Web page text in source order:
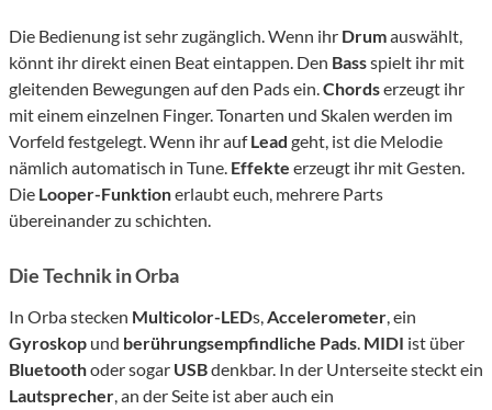
Die Bedienung ist sehr zugänglich. Wenn ihr Drumauswählt,
könnt ihr direkt einen Beat eintappen. Den Bassspielt ihr mit
gleitenden Bewegungen auf den Pads ein.Chordserzeugt ihr
mit einem einzelnen Finger. Tonarten und Skalen werden im
Vorfeld festgelegt. Wenn ihr aufLead geht, ist die Melodie
nämlich automatisch in Tune. Effekte erzeugt ihr mit Gesten.
Die Looper-Funktionerlaubt euch, mehrere Parts
übereinander zu schichten.
Die Technik in Orba
In Orba stecken Multicolor-LEDs,Accelerometer, ein
Gyroskop und berührungsempfindliche Pads. MIDI ist über
Bluetoothoder sogar USBdenkbar. In der Unterseite steckt ein
Lautsprecher, an der Seite ist aber auch ein